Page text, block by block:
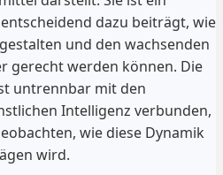
dazu beiträgt, wie
und den wachsenden
gerecht werden können. Die
untrennbar mit den
Intelligenz verbunden,
wie diese Dynamik
wird.